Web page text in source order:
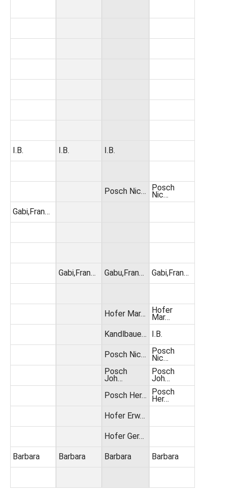
I.B.
Gabi,Fran…
Barbara
I.B.
Gabi,Fran…
Barbara
I.B.
Posch Nic…
Gabu,Fran…
Hofer Mar…
Kandlbaue…
Posch Nic…
Posch
Joh…
Posch Her…
Hofer Erw…
Hofer Ger…
Barbara
Posch
Nic…
Gabi,Fran…
Hofer
Mar…
I.B.
Posch
Nic…
Posch
Joh…
Posch
Her…
Barbara